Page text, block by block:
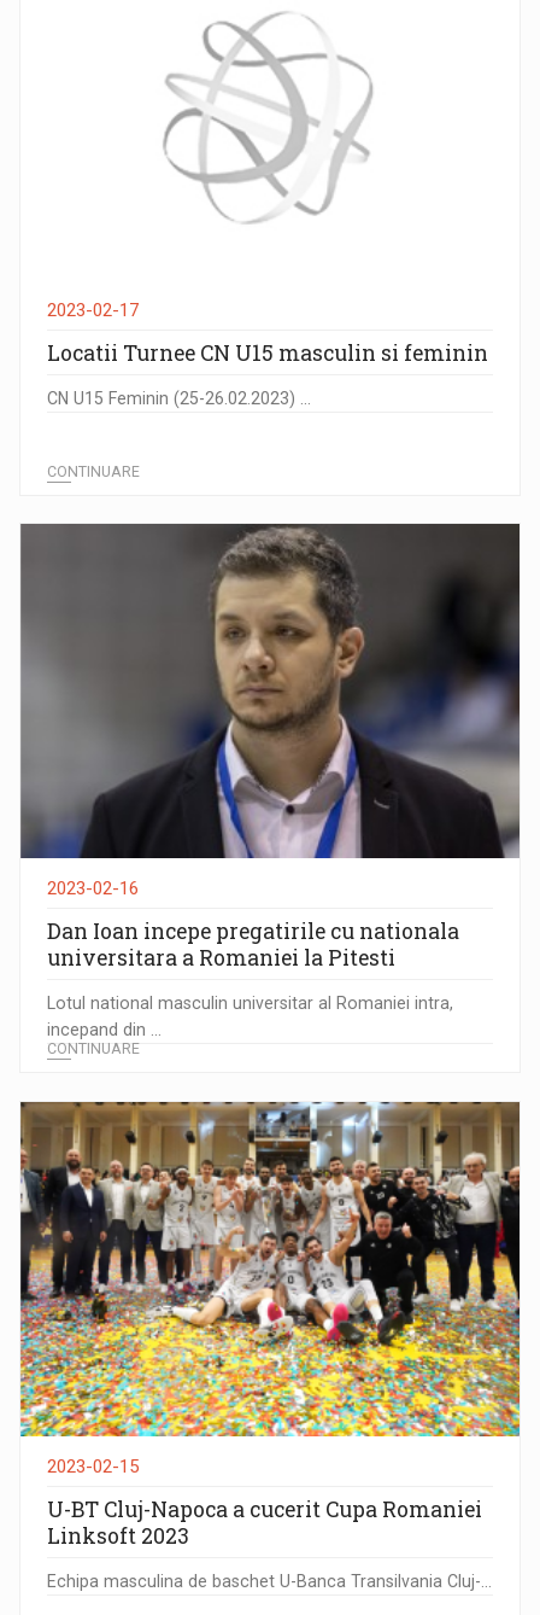
2023-02-17
Locatii Turnee CN U15 masculin si feminin
CN U15 Feminin (25-26.02.2023) ...
CONTINUARE
2023-02-16
Dan Ioan incepe pregatirile cu nationala
universitara a Romaniei la Pitesti
Lotul national masculin universitar al Romaniei intra,
incepand din ...
CONTINUARE
2023-02-15
U-BT Cluj-Napoca a cucerit Cupa Romaniei
Linksoft 2023
Echipa masculina de baschet U-Banca Transilvania Cluj-...